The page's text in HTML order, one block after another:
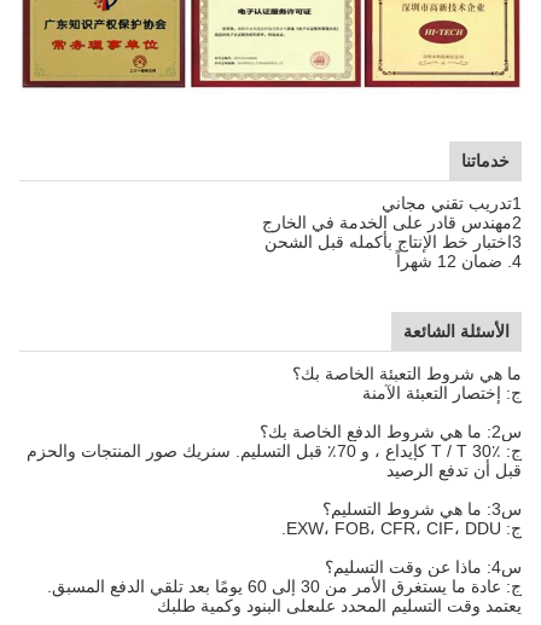
خدماتنا
1تدريب تقني مجاني
2مهندس قادر على الخدمة في الخارج
3اختبار خط الإنتاج بأكمله قبل الشحن
4. ضمان 12 شهراً
الأسئلة الشائعة
ما هي شروط التعبئة الخاصة بك؟
ج: إختصار التعبئة الآمنة
س2: ما هي شروط الدفع الخاصة بك؟
ج: T / T 30٪ كإيداع ، و 70٪ قبل التسليم. سنريك صور المنتجات والحزم
قبل أن تدفع الرصيد
س3: ما هي شروط التسليم؟
ج: EXW، FOB، CFR، CIF، DDU.
س4: ماذا عن وقت التسليم؟
ج: عادة ما يستغرق الأمر من 30 إلى 60 يومًا بعد تلقي الدفع المسبق.
يعتمد وقت التسليم المحدد علىعلى البنود وكمية طلبك